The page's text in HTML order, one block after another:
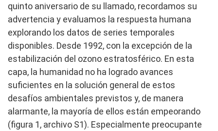
quinto aniversario de su llamado, recordamos su
advertencia y evaluamos la respuesta humana
explorando los datos de series temporales
disponibles. Desde 1992, con la excepción de la
estabilización del ozono estratosférico. En esta
capa, la humanidad no ha logrado avances
suficientes en la solución general de estos
desafíos ambientales previstos y, de manera
alarmante, la mayoría de ellos están empeorando
(figura 1, archivo S1). Especialmente preocupante